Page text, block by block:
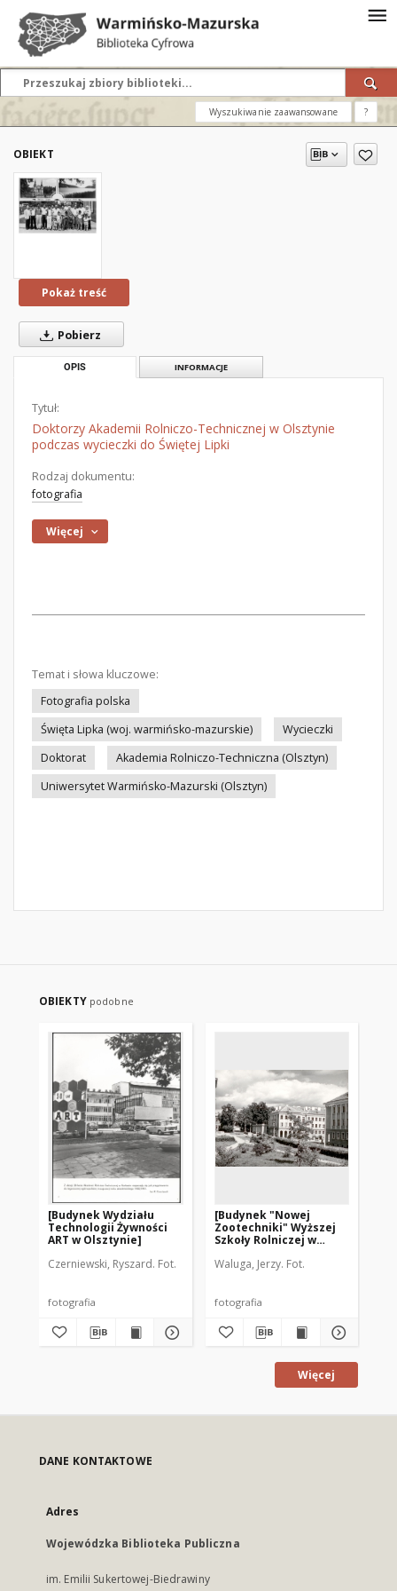
Wyszukiwanie zaawansowane ?
OBIEKT
Pokaż treść
Pobierz
OPIS INFORMACJE
Tytuł:
Doktorzy Akademii Rolniczo-Technicznej w Olsztynie
podczas wycieczki do Świętej Lipki
Rodzaj dokumentu:
fotografia
Więcej
Temat i słowa kluczowe:
Fotografia polska
Święta Lipka (woj. warmińsko-mazurskie)
Wycieczki
Doktorat
Akademia Rolniczo-Techniczna (Olsztyn)
Uniwersytet Warmińsko-Mazurski (Olsztyn)
OBIEKTY podobne
[Budynek Wydziału
Technologii Żywności
ART w Olsztynie]
Czerniewski, Ryszard. Fot.
fotografia
[Budynek "Nowej
Zootechniki" Wyższej
Szkoły Rolniczej w
Waluga, Jerzy. Fot.
fotografia
Więcej
DANE KONTAKTOWE
Adres
Wojewódzka Biblioteka Publiczna
im. Emilii Sukertowej-Biedrawiny